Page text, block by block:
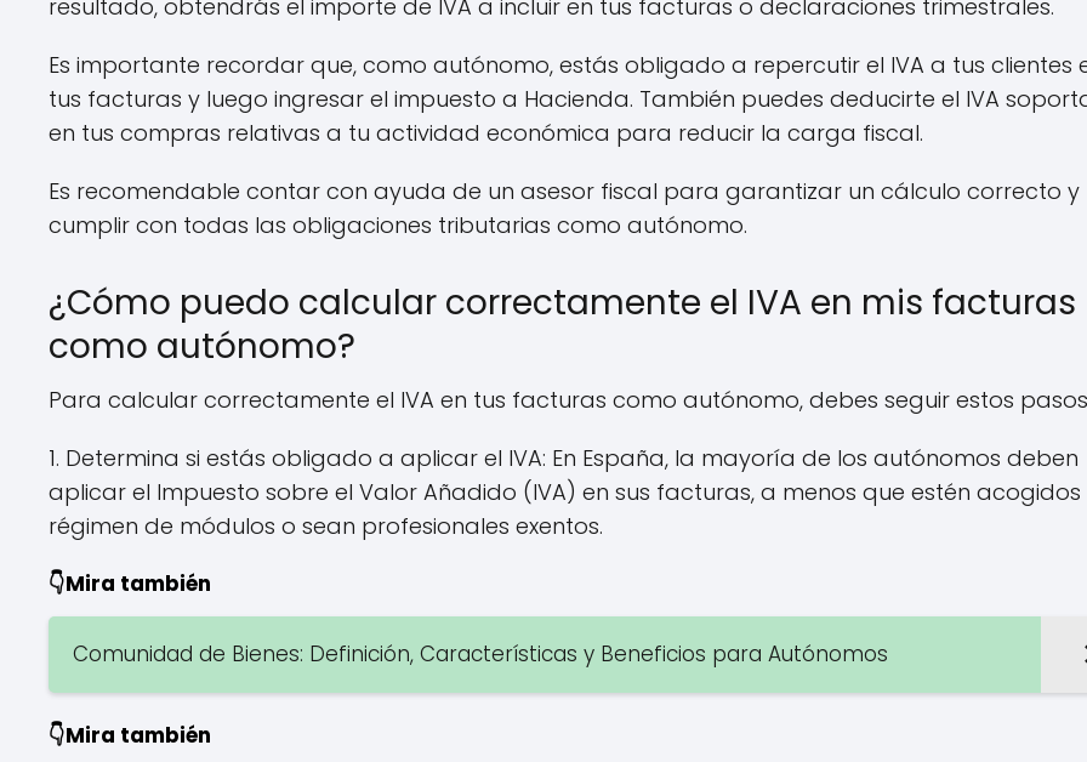
resultado, obtendrás el importe de IVA a incluir en tus facturas o declaraciones trimestrales.
Es importante recordar que, como autónomo, estás obligado a repercutir el IVA a tus clientes
tus facturas y luego ingresar el impuesto a Hacienda. También puedes deducirte el IVA
en tus compras relativas a tu actividad económica para reducir la carga fiscal.
Es recomendable contar con ayuda de un asesor fiscal para garantizar un cálculo correcto y
cumplir con todas las obligaciones tributarias como autónomo.
¿Cómo puedo calcular correctamente el IVA en mis facturas
como autónomo?
Para calcular correctamente el IVA en tus facturas como autónomo, debes seguir estos
1. Determina si estás obligado a aplicar el IVA: En España, la mayoría de los autónomos deben
aplicar el Impuesto sobre el Valor Añadido (IVA) en sus facturas, a menos que estén acogidos
régimen de módulos o sean profesionales exentos.
👇Mira también
Comunidad de Bienes: Definición, Características y Beneficios para Autónomos
👇Mira también